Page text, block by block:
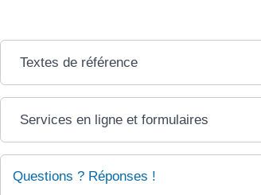
Textes de référence
Services en ligne et formulaires
Questions ? Réponses !